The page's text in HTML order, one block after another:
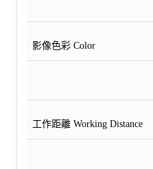
影像色彩 Color
工作距離 Working Distance